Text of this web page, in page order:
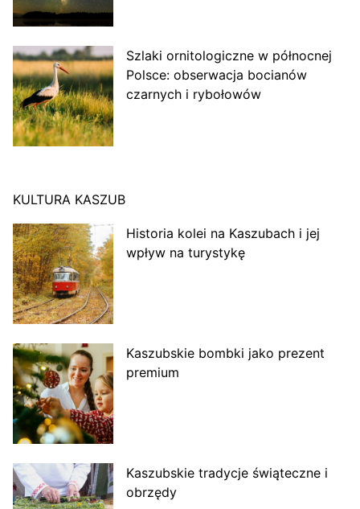
Szlaki ornitologiczne w północnej
Polsce: obserwacja bocianów
czarnych i rybołowów
KULTURA KASZUB
Historia kolei na Kaszubach i jej
wpływ na turystykę
Kaszubskie bombki jako prezent
premium
Kaszubskie tradycje świąteczne i
obrzędy